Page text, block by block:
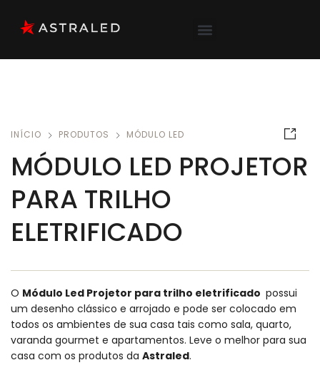
INÍCIO PRODUTOS MÓDULO LED
MÓDULO LED PROJETOR
PARA TRILHO
ELETRIFICADO
O Módulo Led Projetor para trilho eletrificado possui
um desenho clássico e arrojado e pode ser colocado em
todos os ambientes de sua casa tais como sala, quarto,
varanda gourmet e apartamentos. Leve o melhor para sua
casa com os produtos da Astraled.